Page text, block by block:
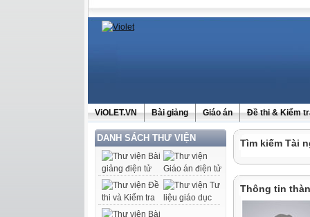
ViOLET.VN Bài giảng Giáo án Đề thi & Kiểm
DANH SÁCH THƯ VIỆN Tìm kiếm Tài
Thông tin